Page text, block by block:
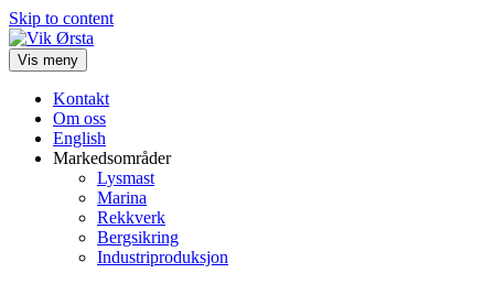
Skip to content
Vis meny
Kontakt
Om oss
English
Markedsområder
Lysmast
Marina
Rekkverk
Bergsikring
Industriproduksjon